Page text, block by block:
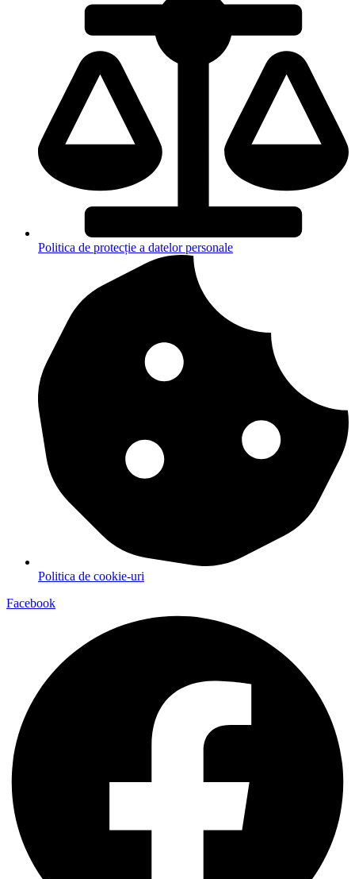
Politica de protecție a datelor personale
Politica de cookie-uri
Facebook